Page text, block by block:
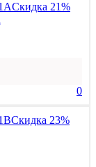
Скидка 21%
0
Скидка 23%